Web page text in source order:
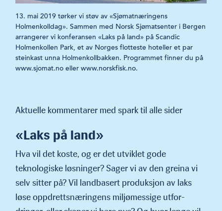
13. mai 2019 tørker vi støv av «Sjømatnæringens
Holmenkolldag». Sammen med Norsk Sjømatsenter i Bergen
arrangerer vi konferansen «Laks på land» på Scandic
Holmenkollen Park, et av Norges flot­teste hoteller et par
steinkast unna Holmenkollbakken. Programmet finner du på
www.sjomat.no eller www.norskfisk.no.
Aktuelle kommentarer med spark til alle sider
«Laks på land»
Hva vil det koste, og er det utviklet gode
teknologiske løsning­er? Sager vi av den greina vi
selv sitter på? Vil landbasert produksjon av laks
løse oppdrettsnæringens miljømessige utfor­